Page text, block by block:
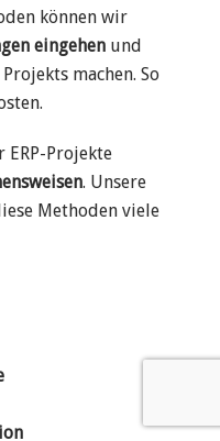
können wir
eingehen und
machen. So
ERP-Projekte
. Unsere
Methoden viele